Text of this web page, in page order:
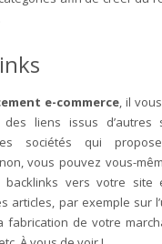
e-commerce , il
liens issus d’autres
sociétés qui
vous pouvez vous-
vers votre site
articles, par exemple sur
fabrication de votre